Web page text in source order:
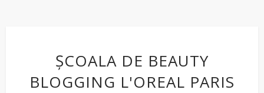
ȘCOALA DE BEAUTY
BLOGGING L'OREAL PARIS